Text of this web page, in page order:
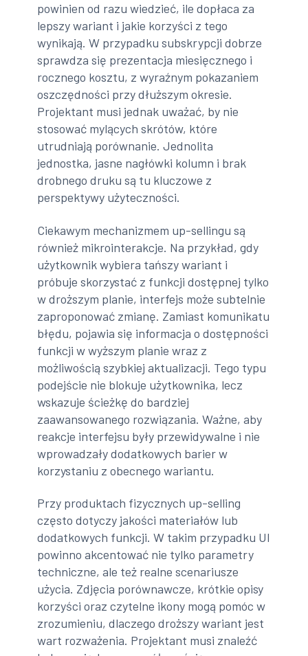
powinien od razu wiedzieć, ile dopłaca za
lepszy wariant i jakie korzyści z tego
wynikają. W przypadku subskrypcji dobrze
sprawdza się prezentacja miesięcznego i
rocznego kosztu, z wyraźnym pokazaniem
oszczędności przy dłuższym okresie.
Projektant musi jednak uważać, by nie
stosować mylących skrótów, które
utrudniają porównanie. Jednolita
jednostka, jasne nagłówki kolumn i brak
drobnego druku są tu kluczowe z
perspektywy użyteczności.
Ciekawym mechanizmem up-sellingu są
również mikrointerakcje. Na przykład, gdy
użytkownik wybiera tańszy wariant i
próbuje skorzystać z funkcji dostępnej tylko
w droższym planie, interfejs może subtelnie
zaproponować zmianę. Zamiast komunikatu
błędu, pojawia się informacja o dostępności
funkcji w wyższym planie wraz z
możliwością szybkiej aktualizacji. Tego typu
podejście nie blokuje użytkownika, lecz
wskazuje ścieżkę do bardziej
zaawansowanego rozwiązania. Ważne, aby
reakcje interfejsu były przewidywalne i nie
wprowadzały dodatkowych barier w
korzystaniu z obecnego wariantu.
Przy produktach fizycznych up-selling
często dotyczy jakości materiałów lub
dodatkowych funkcji. W takim przypadku UI
powinno akcentować nie tylko parametry
techniczne, ale też realne scenariusze
użycia. Zdjęcia porównawcze, krótkie opisy
korzyści oraz czytelne ikony mogą pomóc w
zrozumieniu, dlaczego droższy wariant jest
wart rozważenia. Projektant musi znaleźć